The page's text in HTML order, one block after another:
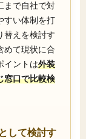
まで自社で対
すい体制を打
替えを検討す
めて現状に合
イントは外装
窓口で比較検
して検討す